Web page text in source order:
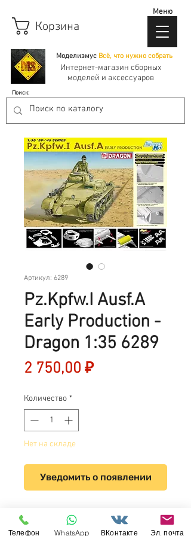
Моделизмус Всё, что нужно собрать
Корзина
Интернет-магазин сборных
моделей и аксессуаров
Поиск:
Меню
Артикул: 6289
Pz.Kpfw.I Ausf.A
Early Production -
Dragon 1:35 6289
2 750,00 ₽Цена
Количество *
Нет на складе
Уведомить о появлении
Pz.Kpfw.I Ausf.A Early
Production - Dragon 1:35 6289
Телефон WhatsApp ВКонтакте Эл. почта